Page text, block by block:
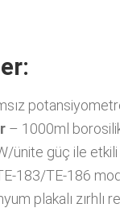
– 1000ml
ünite güç ile etkili
183/TE-186
plakalı zırhlı